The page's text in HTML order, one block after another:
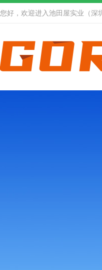
您好，欢迎进入池田屋实业（深